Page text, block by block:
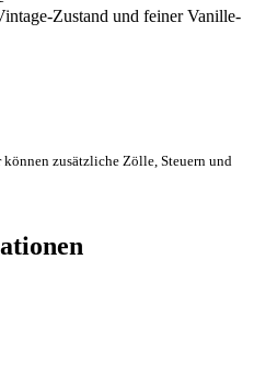
Zustand und feiner Vanille-
zusätzliche Zölle, Steuern und